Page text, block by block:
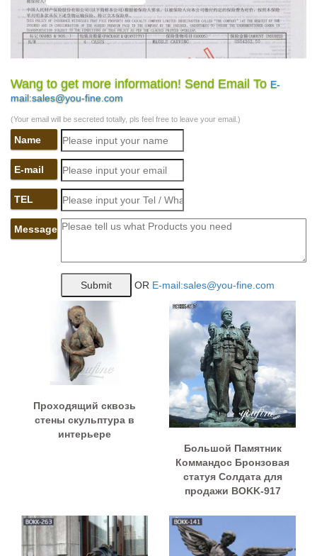
Wang to get more information! Send Email To E-
mail:sales@you-fine.com
(Your email will be secreted totally, pls feel free to leave your email.)
Name
E-mail
TEL
Message
OR E-mail:sales@you-fine.com
Проходящий сквозь
стены скульптура в
интерьере
Большой Памятник
Коммандос Бронзовая
статуя Солдата для
продажи BOKK-917